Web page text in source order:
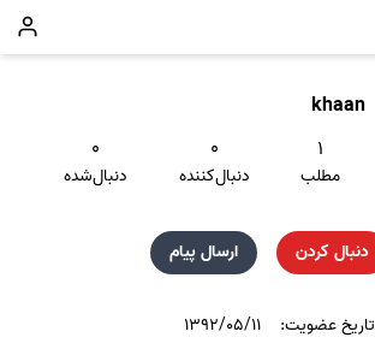
khaan
۱
مطلب
۰
دنبال‌کننده
۰
دنبال‌شده
دنبال کردن ارسال پیام
تاریخ عضویت: ۱۳۹۲/۰۵/۱۱